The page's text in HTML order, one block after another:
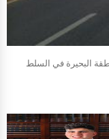
البحيرة في السلط